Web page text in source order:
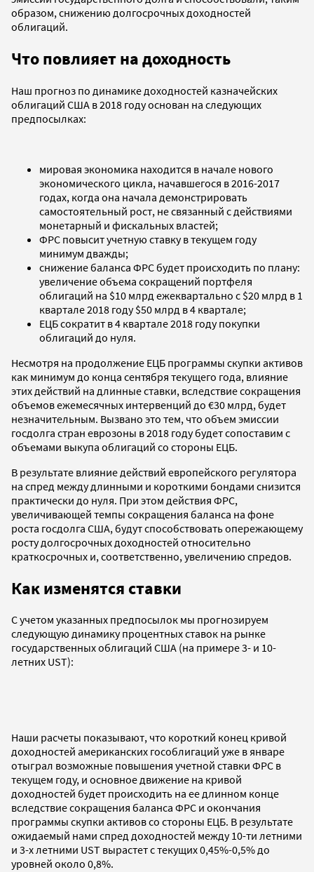
образом, снижению долгосрочных доходностей
облигаций.
Что повлияет на доходность
Наш прогноз по динамике доходностей казначейских
облигаций США в 2018 году основан на следующих
предпосылках:
мировая экономика находится в начале нового
экономического цикла, начавшегося в 2016-2017
годах, когда она начала демонстрировать
самостоятельный рост, не связанный с действиями
монетарный и фискальных властей;
ФРС повысит учетную ставку в текущем году
минимум дважды;
снижение баланса ФРС будет происходить по плану:
увеличение объема сокращений портфеля
облигаций на $10 млрд ежеквартально с $20 млрд в 1
квартале 2018 году $50 млрд в 4 квартале;
ЕЦБ сократит в 4 квартале 2018 году покупки
облигаций до нуля.
Несмотря на продолжение ЕЦБ программы скупки активов
как минимум до конца сентября текущего года, влияние
этих действий на длинные ставки, вследствие сокращения
объемов ежемесячных интервенций до €30 млрд, будет
незначительным. Вызвано это тем, что объем эмиссии
госдолга стран еврозоны в 2018 году будет сопоставим с
объемами выкупа облигаций со стороны ЕЦБ.
В результате влияние действий европейского регулятора
на спред между длинными и короткими бондами снизится
практически до нуля. При этом действия ФРС,
увеличивающей темпы сокращения баланса на фоне
роста госдолга США, будут способствовать опережающему
росту долгосрочных доходностей относительно
краткосрочных и, соответственно, увеличению спредов.
Как изменятся ставки
С учетом указанных предпосылок мы прогнозируем
следующую динамику процентных ставок на рынке
государственных облигаций США (на примере 3- и 10-
летних UST):
Наши расчеты показывают, что короткий конец кривой
доходностей американских гособлигаций уже в январе
отыграл возможные повышения учетной ставки ФРС в
текущем году, и основное движение на кривой
доходностей будет происходить на ее длинном конце
вследствие сокращения баланса ФРС и окончания
программы скупки активов со стороны ЕЦБ. В результате
ожидаемый нами спред доходностей между 10-ти летними
и 3-х летними UST вырастет с текущих 0,45%-0,5% до
уровней около 0,8%.